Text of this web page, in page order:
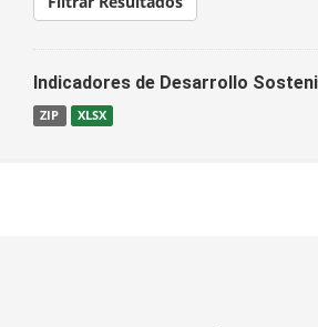
Indicadores de Desarrollo
ZIP XLSX